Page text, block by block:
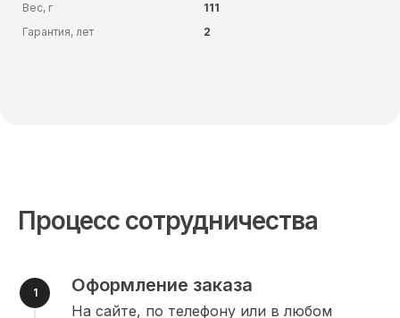
Вес, г
111
Гарантия, лет
2
Процесс сотрудничества
Оформление заказа
На сайте, по телефону или в любом